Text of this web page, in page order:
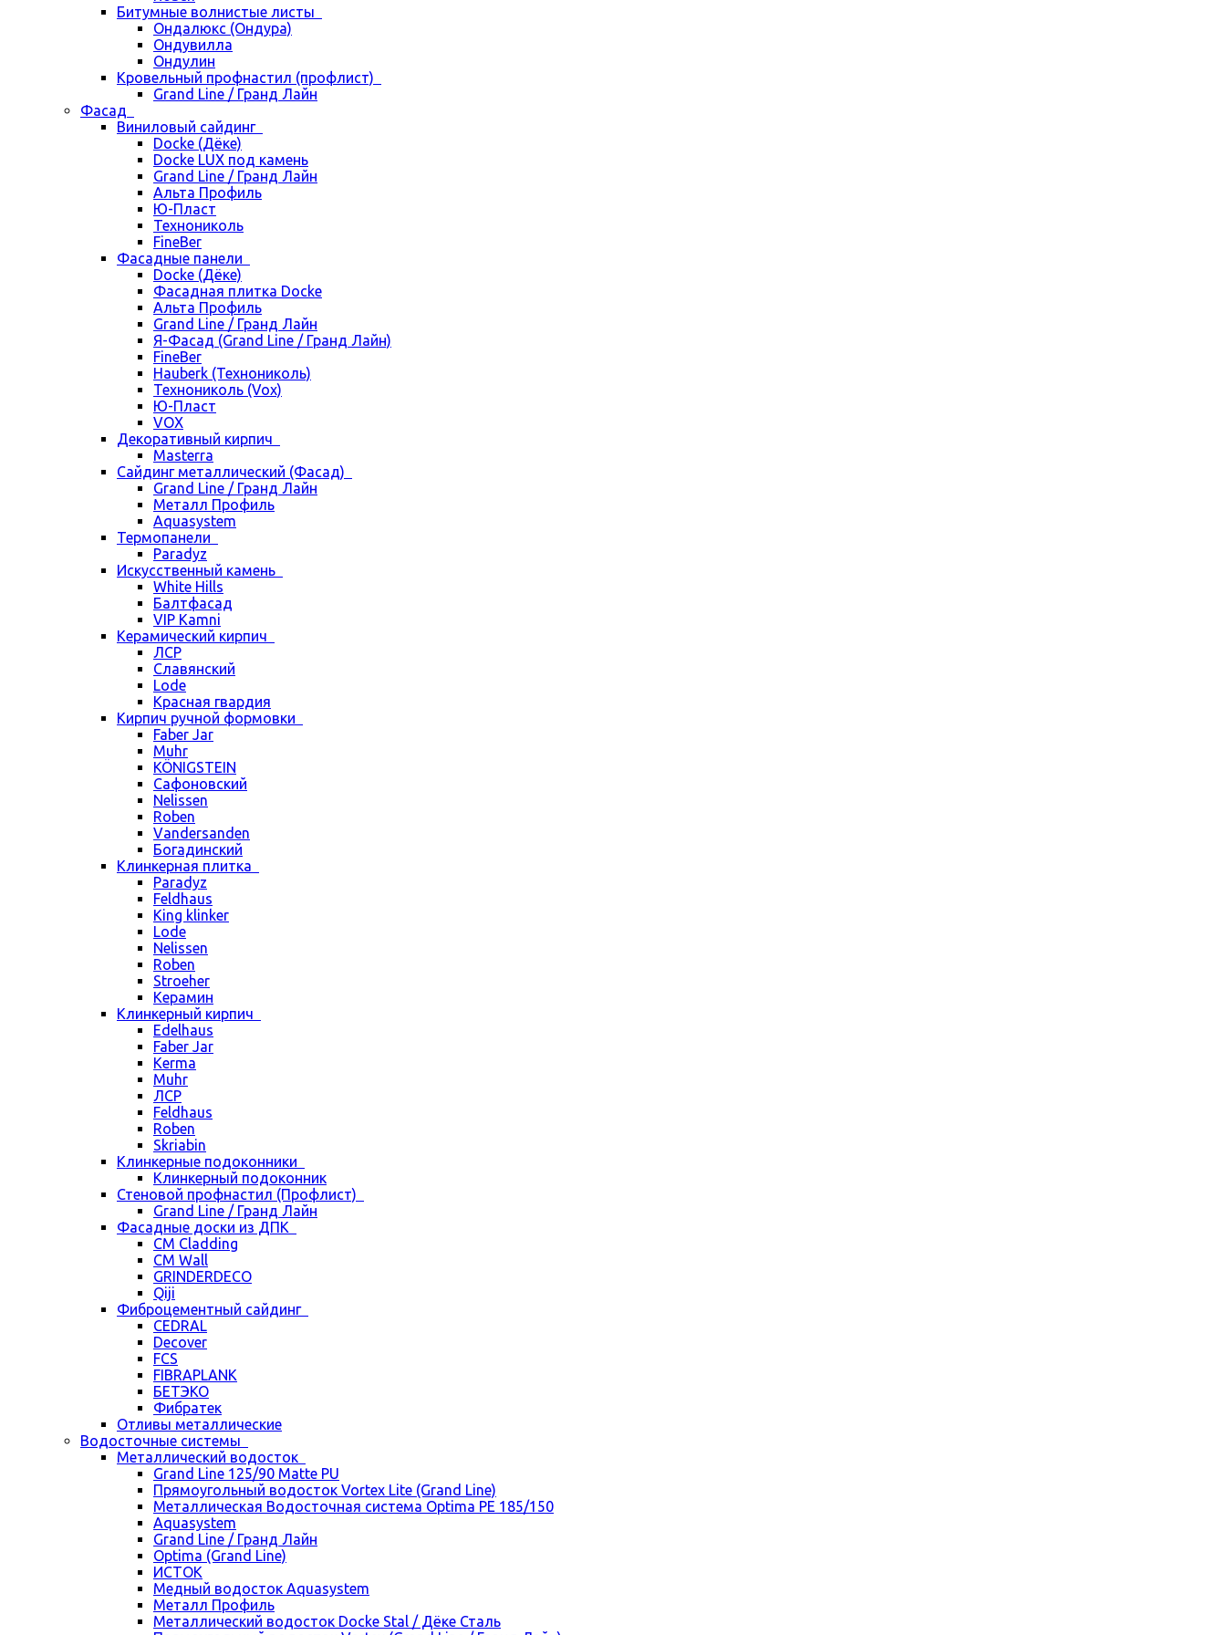
Битумные волнистые листы
Ондалюкс (Ондура)
Ондувилла
Ондулин
Кровельный профнастил (профлист)
Grand Line / Гранд Лайн
Фасад
Виниловый сайдинг
Docke (Дёке)
Docke LUX под камень
Grand Line / Гранд Лайн
Альта Профиль
Ю-Пласт
Технониколь
FineBer
Фасадные панели
Docke (Дёке)
Фасадная плитка Docke
Альта Профиль
Grand Line / Гранд Лайн
Я-Фасад (Grand Line / Гранд Лайн)
FineBer
Hauberk (Технониколь)
Технониколь (Vox)
Ю-Пласт
VOX
Декоративный кирпич
Masterra
Сайдинг металлический (Фасад)
Grand Line / Гранд Лайн
Металл Профиль
Aquasystem
Термопанели
Paradyz
Искусственный камень
White Hills
Балтфасад
VIP Kamni
Керамический кирпич
ЛСР
Славянский
Lode
Красная гвардия
Кирпич ручной формовки
Faber Jar
Muhr
KÖNIGSTEIN
Сафоновский
Nelissen
Roben
Vandersanden
Богадинский
Клинкерная плитка
Paradyz
Feldhaus
King klinker
Lode
Nelissen
Roben
Stroeher
Керамин
Клинкерный кирпич
Edelhaus
Faber Jar
Kerma
Muhr
ЛСР
Feldhaus
Roben
Skriabin
Клинкерные подоконники
Клинкерный подоконник
Стеновой профнастил (Профлист)
Grand Line / Гранд Лайн
Фасадные доски из ДПК
CM Cladding
CM Wall
GRINDERDECO
Qiji
Фиброцементный сайдинг
CEDRAL
Decover
FCS
FIBRAPLANK
БЕТЭКО
Фибратек
Отливы металлические
Водосточные системы
Металлический водосток
Grand Line 125/90 Matte PU
Прямоугольный водосток Vortex Lite (Grand Line)
Металлическая Водосточная система Optima PE 185/150
Aquasystem
Grand Line / Гранд Лайн
Optima (Grand Line)
ИСТОК
Медный водосток Aquasystem
Металл Профиль
Металлический водосток Docke Stal / Дёке Сталь